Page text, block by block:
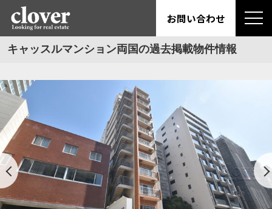
お問い合わせ
キャッスルマンション両国の過去掲載物件情報